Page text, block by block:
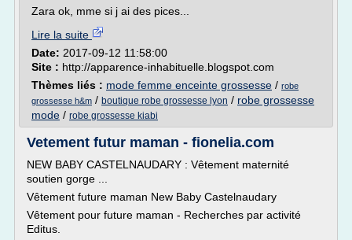
Zara ok, mme si j ai des pices...
Lire la suite
Date: 2017-09-12 11:58:00
Site : http://apparence-inhabituelle.blogspot.com
Thèmes liés : mode femme enceinte grossesse / robe
grossesse h&m / boutique robe grossesse lyon / robe grossesse
mode / robe grossesse kiabi
Vetement futur maman - fionelia.com
NEW BABY CASTELNAUDARY : Vêtement maternité
soutien gorge ...
Vêtement future maman New Baby Castelnaudary
Vêtement pour future maman - Recherches par activité
Editus.